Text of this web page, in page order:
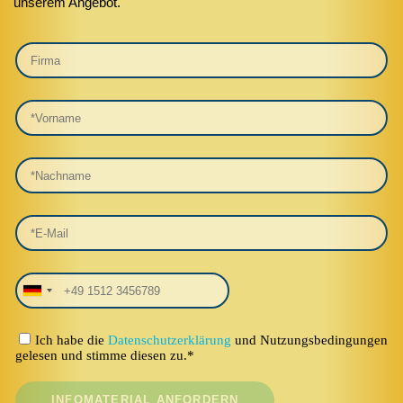
Ich habe die Datenschutzerklärung und Nutzungsbedingungen
gelesen und stimme diesen zu.*
INFOMATERIAL ANFORDERN